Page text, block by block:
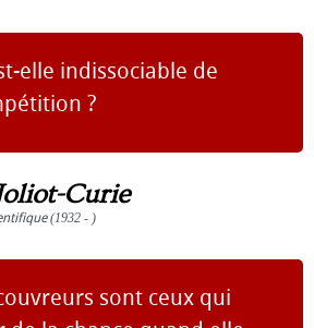
elle indissociable de
?
Curie
(1932 - )
sont ceux qui